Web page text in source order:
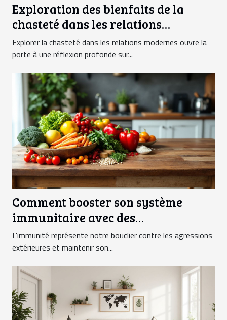
Exploration des bienfaits de la
chasteté dans les relations
modernes
Explorer la chasteté dans les relations modernes ouvre la
porte à une réflexion profonde sur...
Comment booster son système
immunitaire avec des
superaliments méconnus
L'immunité représente notre bouclier contre les agressions
extérieures et maintenir son...